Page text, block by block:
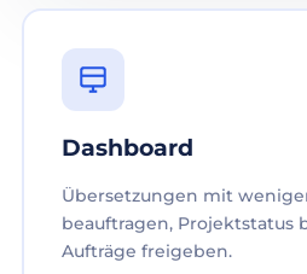
Dashboard
Übersetzungen mit
beauftragen, Projektstatus
Aufträge freigeben.